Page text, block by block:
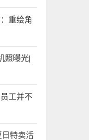
重绘角
照曝光|
工并不
日特卖活